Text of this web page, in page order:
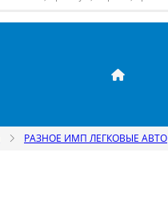
РАЗНОЕ ИМП ЛЕГКОВЫЕ АВТО